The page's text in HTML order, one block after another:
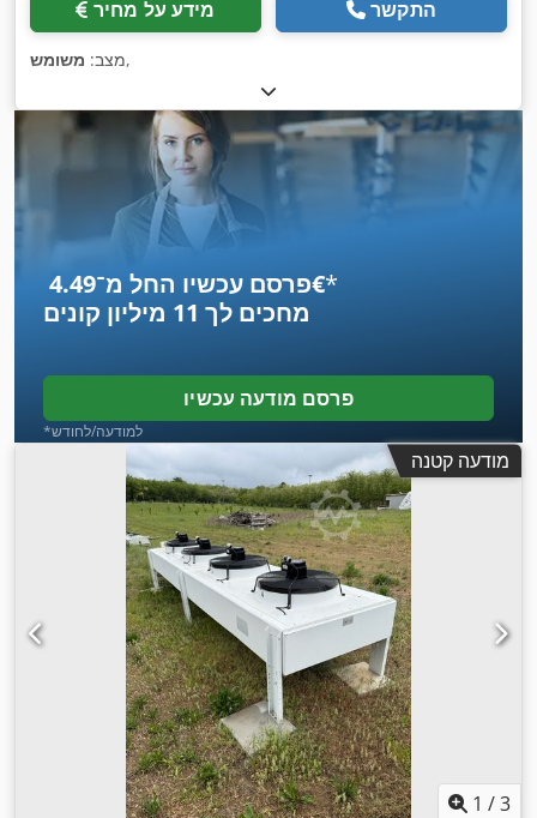
מידע על מחיר התקשר
מצב: משומש ,
פרסם עכשיו החל מ־‏4.49 ‏€*
מחכים לך 11 מיליון קונים
פרסם מודעה עכשיו
*למודעה/לחודש
מודעה קטנה
1 /3